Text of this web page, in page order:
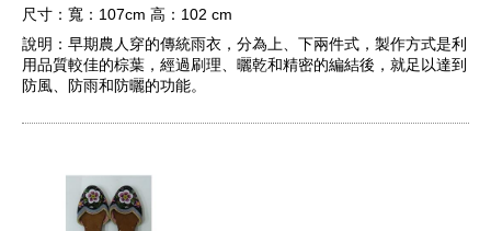
尺寸： 寬：107cm 高：102 cm
說明： 早期農人穿的傳統雨衣，分為上、下兩件式，製作方式是利
用品質較佳的棕葉，經過刷理、曬乾和精密的編結後，就足以達到
防風、防雨和防曬的功能。